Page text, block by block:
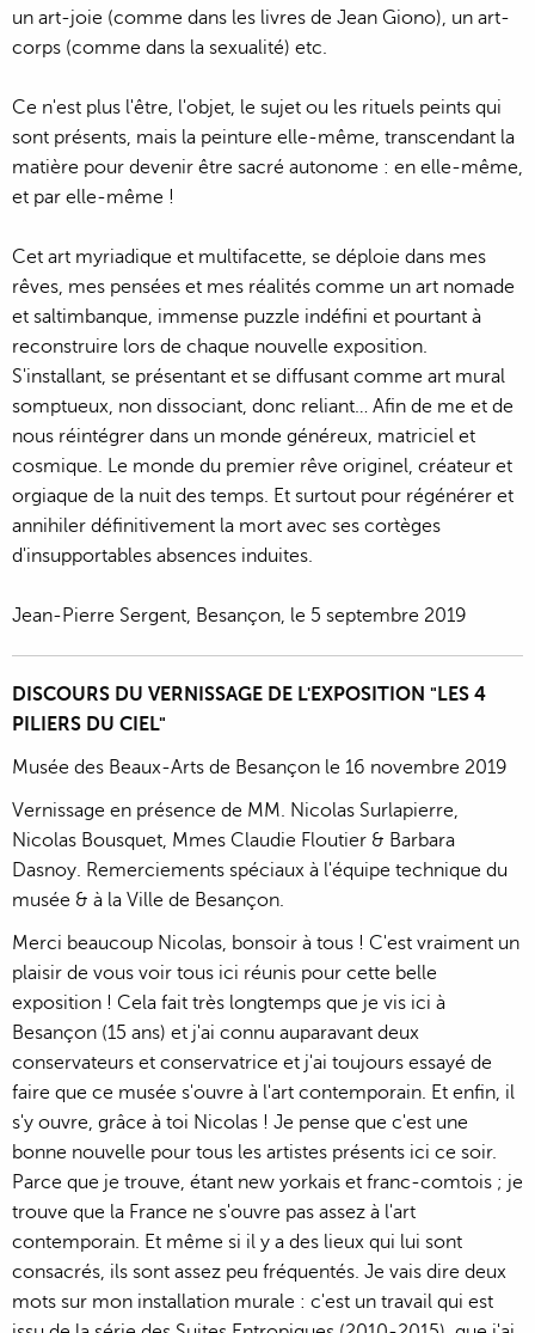
un art-joie (comme dans les livres de Jean Giono), un art-
corps (comme dans la sexualité) etc.
Ce n'est plus l'être, l'objet, le sujet ou les rituels peints qui
sont présents, mais la peinture elle-même, transcendant la
matière pour devenir être sacré autonome : en elle-même,
et par elle-même !
Cet art myriadique et multifacette, se déploie dans mes
rêves, mes pensées et mes réalités comme un art nomade
et saltimbanque, immense puzzle indéfini et pourtant à
reconstruire lors de chaque nouvelle exposition.
S'installant, se présentant et se diffusant comme art mural
somptueux, non dissociant, donc reliant… Afin de me et de
nous réintégrer dans un monde généreux, matriciel et
cosmique. Le monde du premier rêve originel, créateur et
orgiaque de la nuit des temps. Et surtout pour régénérer et
annihiler définitivement la mort avec ses cortèges
d'insupportables absences induites.
Jean-Pierre Sergent, Besançon, le 5 septembre 2019
DISCOURS DU VERNISSAGE DE L'EXPOSITION "LES 4
PILIERS DU CIEL"
Musée des Beaux-Arts de Besançon le 16 novembre 2019
Vernissage en présence de MM. Nicolas Surlapierre,
Nicolas Bousquet, Mmes Claudie Floutier & Barbara
Dasnoy. Remerciements spéciaux à l'équipe technique du
musée & à la Ville de Besançon.
Merci beaucoup Nicolas, bonsoir à tous ! C'est vraiment un
plaisir de vous voir tous ici réunis pour cette belle
exposition ! Cela fait très longtemps que je vis ici à
Besançon (15 ans) et j'ai connu auparavant deux
conservateurs et conservatrice et j'ai toujours essayé de
faire que ce musée s'ouvre à l'art contemporain. Et enfin, il
s'y ouvre, grâce à toi Nicolas ! Je pense que c'est une
bonne nouvelle pour tous les artistes présents ici ce soir.
Parce que je trouve, étant new yorkais et franc-comtois ; je
trouve que la France ne s'ouvre pas assez à l'art
contemporain. Et même si il y a des lieux qui lui sont
consacrés, ils sont assez peu fréquentés. Je vais dire deux
mots sur mon installation murale : c'est un travail qui est